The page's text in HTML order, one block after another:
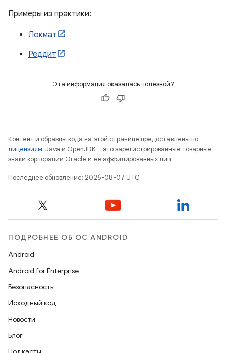
Примеры из практики:
Локмат
Реддит
Эта информация оказалась полезной?
Контент и образцы кода на этой странице предоставлены по
лицензиям. Java и OpenJDK – это зарегистрированные товарные
знаки корпорации Oracle и ее аффилированных лиц.
Последнее обновление: 2026-08-07 UTC.
ПОДРОБНЕЕ ОБ ОС ANDROID
Android
Android for Enterprise
Безопасность
Исходный код
Новости
Блог